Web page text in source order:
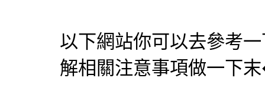
以下網站你可以去參考
解相關注意事項做一下